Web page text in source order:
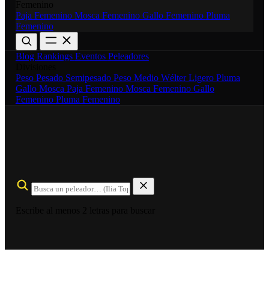
Paja Femenino Mosca Femenino Gallo Femenino Pluma
Femenino
Blog Rankings Eventos Peleadores
Peso Pesado Semipesado Peso Medio WélterLigero Pluma
Gallo Mosca Paja Femenino Mosca Femenino Gallo
Femenino Pluma Femenino